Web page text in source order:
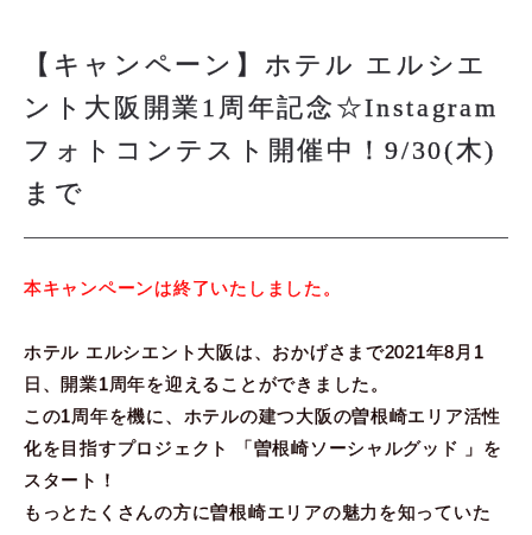
【キャンペーン】ホテル エルシエ
ント大阪開業1周年記念☆Instagram
フォトコンテスト開催中！9/30(木)
まで
本キャンペーンは終了いたしました。
ホテル エルシエント大阪は、おかげさまで2021年8月1
日、開業1周年を迎えることができました。
この1周年を機に、ホテルの建つ大阪の曽根崎エリア活性
化を目指すプロジェクト 「曽根崎ソーシャルグッド 」を
スタート！
もっとたくさんの方に曽根崎エリアの魅力を知っていた